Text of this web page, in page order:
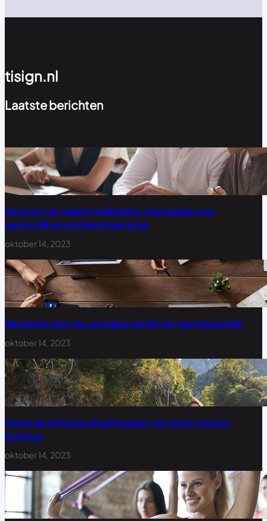
tisign.nl
Laatste berichten
De kunst van talentontwikkeling: strategieën voor
persoonlijk en professioneel groei
oktober 14, 2023
Navigeren door de complexe wereld van teamdynamiek
oktober 14, 2023
Hoe je de perfecte uitrusting kiest voor jouw outdoor
avontuur
oktober 14, 2023